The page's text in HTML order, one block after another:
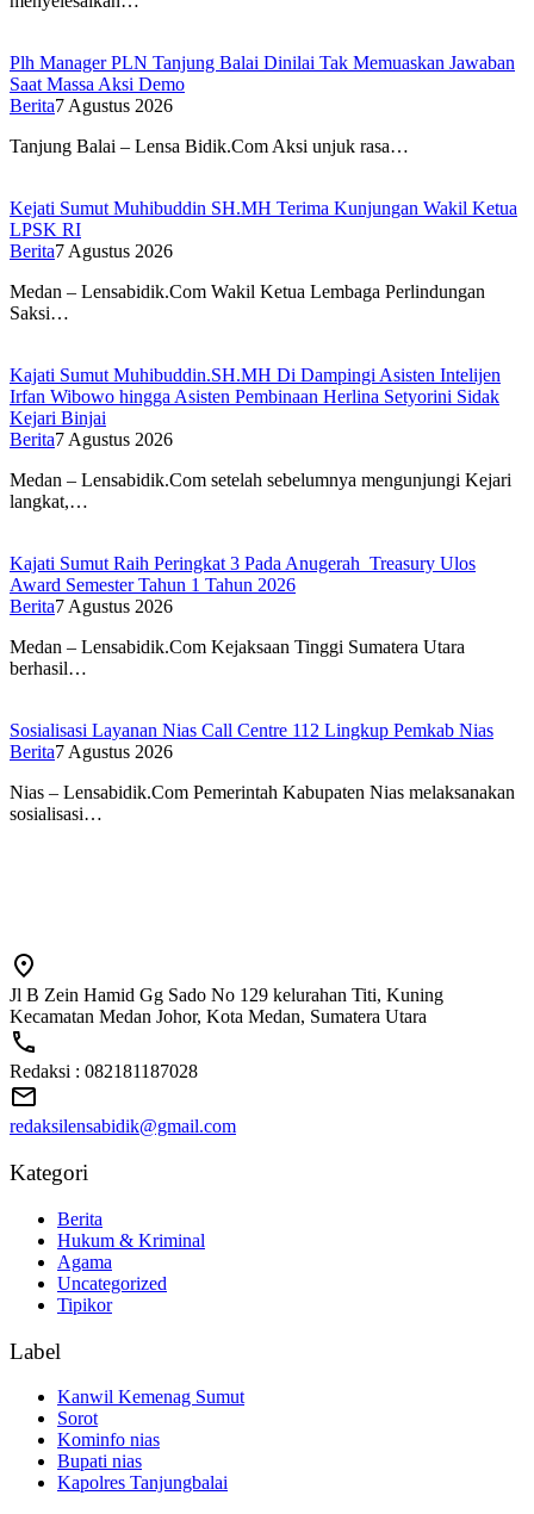
Plh Manager PLN Tanjung Balai Dinilai Tak Memuaskan Jawaban
Saat Massa Aksi Demo
Berita7 Agustus 2026
Tanjung Balai – Lensa Bidik.Com Aksi unjuk rasa…
Kejati Sumut Muhibuddin SH.MH Terima Kunjungan Wakil Ketua
LPSK RI
Berita7 Agustus 2026
Medan – Lensabidik.Com Wakil Ketua Lembaga Perlindungan
Saksi…
Kajati Sumut Muhibuddin.SH.MH Di Dampingi Asisten Intelijen
Irfan Wibowo hingga Asisten Pembinaan Herlina Setyorini Sidak
Kejari Binjai
Berita7 Agustus 2026
Medan – Lensabidik.Com setelah sebelumnya mengunjungi Kejari
langkat,…
Kajati Sumut Raih Peringkat 3 Pada Anugerah Treasury Ulos
Award Semester Tahun 1 Tahun 2026
Berita7 Agustus 2026
Medan – Lensabidik.Com Kejaksaan Tinggi Sumatera Utara
berhasil…
Sosialisasi Layanan Nias Call Centre 112 Lingkup Pemkab Nias
Berita7 Agustus 2026
Nias – Lensabidik.Com Pemerintah Kabupaten Nias melaksanakan
sosialisasi…
Jl B Zein Hamid Gg Sado No 129 kelurahan Titi, Kuning
Kecamatan Medan Johor, Kota Medan, Sumatera Utara
Redaksi : 082181187028
redaksilensabidik@gmail.com
Kategori
Berita
Hukum & Kriminal
Agama
Uncategorized
Tipikor
Label
Kanwil Kemenag Sumut
Sorot
Kominfo nias
Bupati nias
Kapolres Tanjungbalai